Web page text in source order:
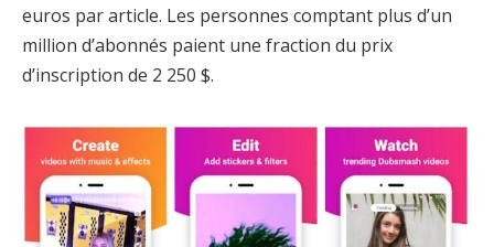
euros par article. Les personnes comptant plus d’un
million d’abonnés paient une fraction du prix
d’inscription de 2 250 $.